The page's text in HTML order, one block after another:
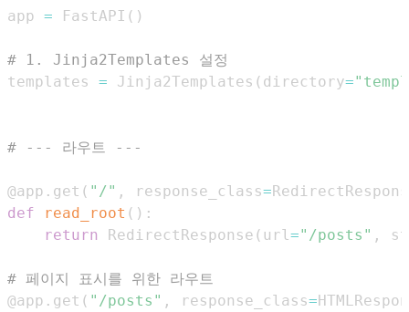
app = FastAPI ( )
# 1. Jinja2Templates 설정
templates = Jinja2Templates ( directory=
# --- 라우트 ---
@app . get ( "/" , response_class=
def
read_root ( ) :
return
RedirectResponse ( url ="/posts" ,
# 페이지 표시를 위한 라우트
@app . get ( "/posts" , response_class=